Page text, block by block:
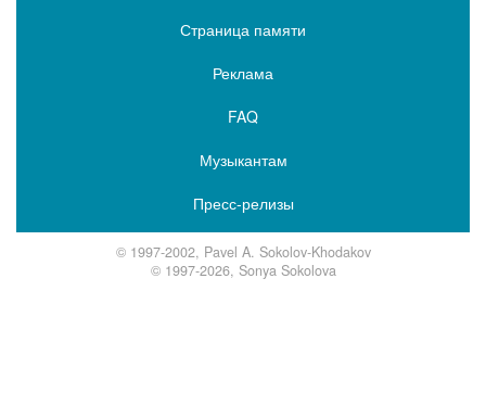
Страница памяти
Реклама
FAQ
Музыкантам
Пресс-релизы
© 1997-2002, Pavel A. Sokolov-Khodakov
© 1997-2026, Sonya Sokolova